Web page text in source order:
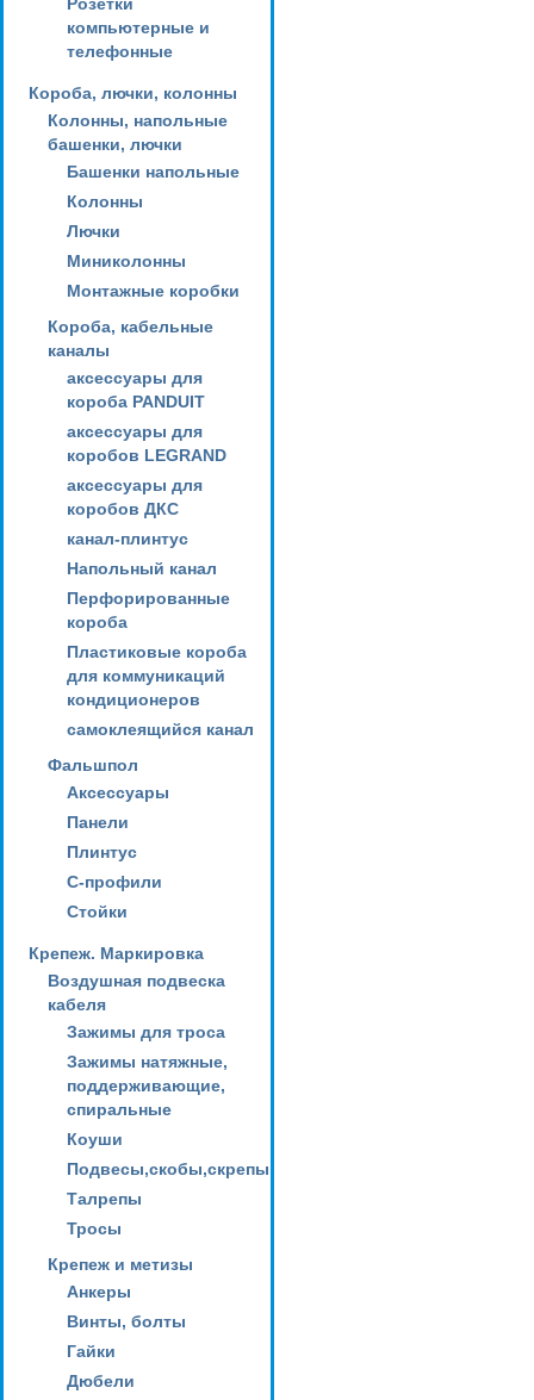
компьютерные и
телефонные
Короба, лючки, колонны
Колонны, напольные
башенки, лючки
Башенки напольные
Колонны
Лючки
Миниколонны
Монтажные коробки
Короба, кабельные
каналы
аксессуары для
короба PANDUIT
аксессуары для
коробов LEGRAND
аксессуары для
коробов ДКС
канал-плинтус
Напольный канал
Перфорированные
короба
Пластиковые короба
для коммуникаций
кондиционеров
самоклеящийся канал
Фальшпол
Аксессуары
Панели
Плинтус
С-профили
Стойки
Крепеж. Маркировка
Воздушная подвеска
кабеля
Зажимы для троса
Зажимы натяжные,
поддерживающие,
спиральные
Коуши
Подвесы,скобы,скрепы
Талрепы
Тросы
Крепеж и метизы
Анкеры
Винты, болты
Гайки
Дюбели